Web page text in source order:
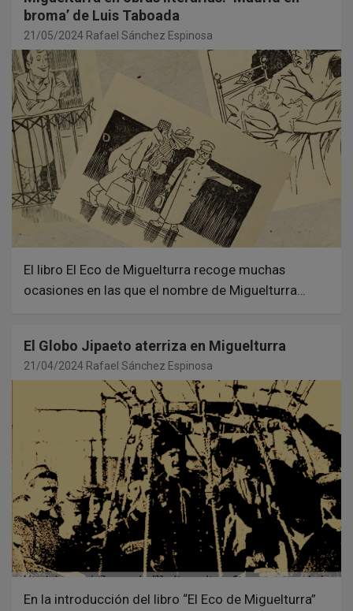
broma’ de Luis Taboada
21/05/2024 Rafael Sánchez Espinosa
El libro El Eco de Miguelturra recoge muchas
ocasiones en las que el nombre de Miguelturra…
El Globo Jipaeto aterriza en Miguelturra
21/04/2024 Rafael Sánchez Espinosa
En la introducción del libro “El Eco de Miguelturra”